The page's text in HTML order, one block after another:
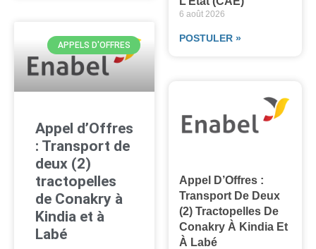
APPELS D'OFFRES
Appel d’Offres
: Transport de
deux (2)
tractopelles
de Conakry à
Kindia et à
Labé
6 août 2026
POSTULER »
Appel D’Offres :
Transport De Deux
(2) Tractopelles De
Conakry À Kindia Et
À Labé